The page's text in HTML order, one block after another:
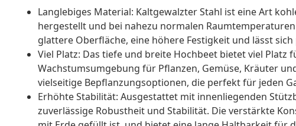
Langlebiges Material: Kaltgewalzter Stahl ist eine Art
hergestellt und bei nahezu normalen
glattere Oberfläche, eine höhere Festigkeit und lässt
Viel Platz: Das tiefe und breite Hochbeet bietet viel Platz
Wachstumsumgebung für Pflanzen, Gemüse, Kräuter
vielseitige Bepflanzungsoptionen, die perfekt für jeden
Erhöhte Stabilität: Ausgestattet mit innenliegenden
zuverlässige Robustheit und Stabilität. Die verstärkte